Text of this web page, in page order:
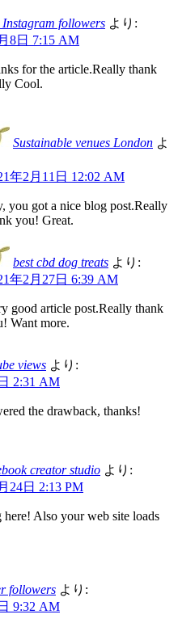
Instagram followers より:
8日 7:15 AM
for the article.Really thank
Cool.
Sustainable venues London よ
年2月11日 12:02 AM
you got a nice blog post.Really
you! Great.
best cbd dog treats より:
年2月27日 6:39 AM
good article post.Really thank
Want more.
views より:
2:31 AM
the drawback, thanks!
creator studio より:
24日 2:13 PM
here! Also your web site loads
followers より:
9:32 AM